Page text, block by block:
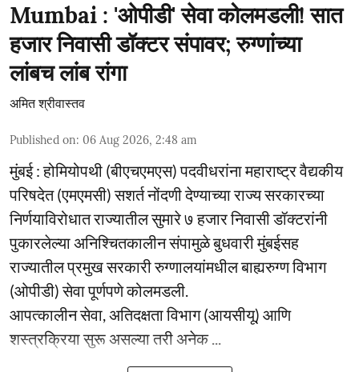
Mumbai : 'ओपीडी' सेवा कोलमडली! सात
हजार निवासी डॉक्टर संपावर; रुग्णांच्या
लांबच लांब रांगा
अमित श्रीवास्तव
Published on: 06 Aug 2026, 2:48 am
मुंबई : होमियोपथी (बीएचएमएस) पदवीधरांना महाराष्ट्र वैद्यकीय
परिषदेत (एमएमसी) सशर्त नोंदणी देण्याच्या राज्य सरकारच्या
निर्णयाविरोधात राज्यातील सुमारे ७ हजार निवासी डॉक्टरांनी
पुकारलेल्या अनिश्चितकालीन संपामुळे बुधवारी मुंबईसह
राज्यातील प्रमुख सरकारी रुग्णालयांमधील बाह्यरुग्ण विभाग
(ओपीडी) सेवा पूर्णपणे कोलमडली.
आपत्कालीन सेवा, अतिदक्षता विभाग (आयसीयू) आणि
शस्त्रक्रिया सुरू असल्या तरी अनेक ...